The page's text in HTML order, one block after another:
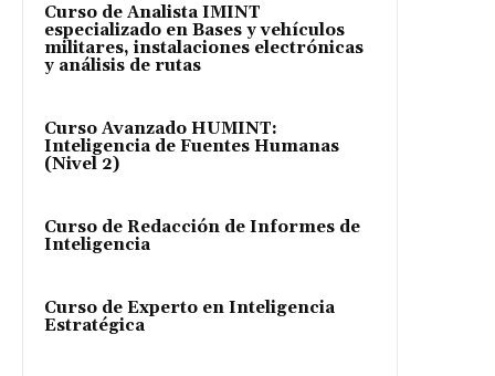
Curso de Analista IMINT
especializado en Bases y vehículos
militares, instalaciones electrónicas
y análisis de rutas
Curso Avanzado HUMINT:
Inteligencia de Fuentes Humanas
(Nivel 2)
Curso de Redacción de Informes de
Inteligencia
Curso de Experto en Inteligencia
Estratégica